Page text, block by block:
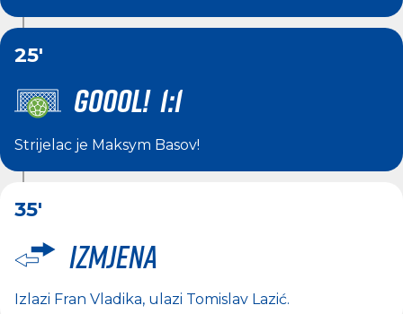
25'
GOOOL! 1:1
Strijelac je Maksym Basov!
35'
Izmjena
Izlazi Fran Vladika, ulazi Tomislav Lazić.